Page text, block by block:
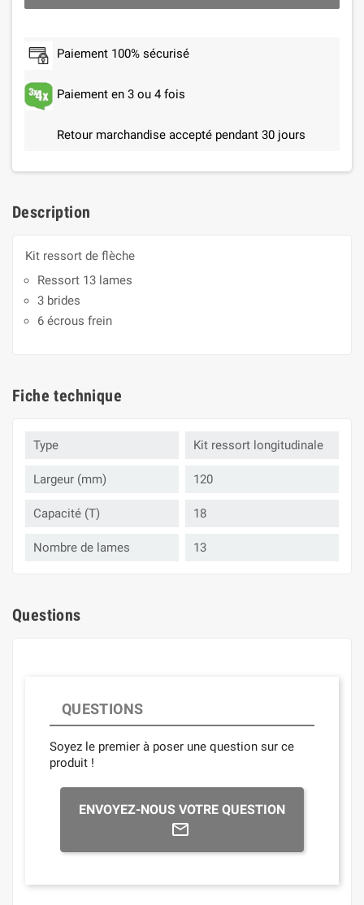
Paiement 100% sécurisé
Paiement en 3 ou 4 fois
Retour marchandise accepté pendant 30 jours
Description
Kit ressort de flèche
Ressort 13 lames
3 brides
6 écrous frein
Fiche technique
Type Kit ressort longitudinale
Largeur (mm) 120
Capacité (T) 18
Nombre de lames 13
Questions
QUESTIONS
Soyez le premier à poser une question sur ce
produit !
ENVOYEZ-NOUS VOTRE QUESTION